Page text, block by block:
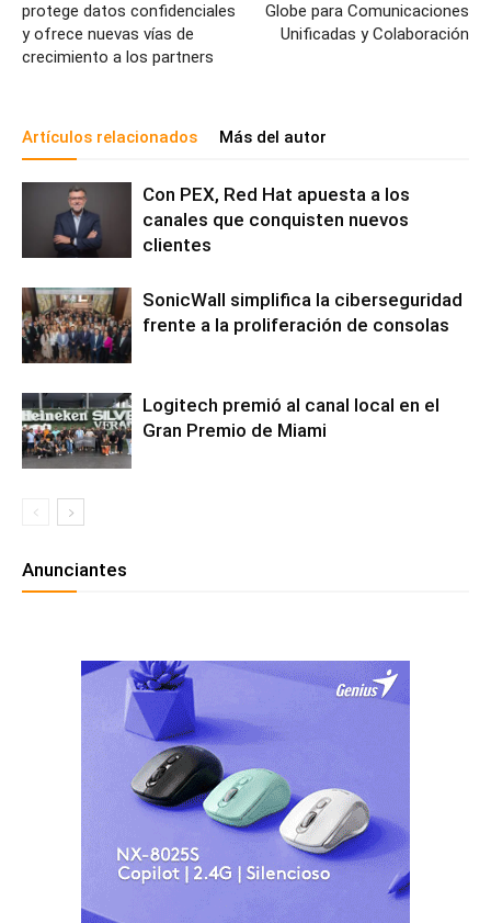
protege datos confidenciales
y ofrece nuevas vías de
crecimiento a los partners
Globe para Comunicaciones
Unificadas y Colaboración
Artículos relacionados Más del autor
Con PEX, Red Hat apuesta a los
canales que conquisten nuevos
clientes
SonicWall simplifica la ciberseguridad
frente a la proliferación de consolas
Logitech premió al canal local en el
Gran Premio de Miami
Anunciantes